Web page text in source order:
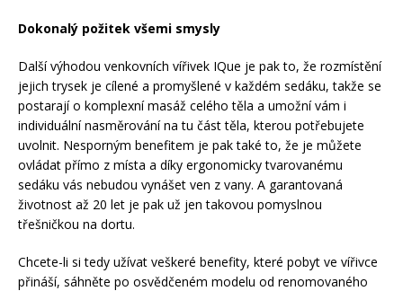
Dokonalý požitek všemi smysly
Další výhodou venkovních vířivek IQue je pak to, že rozmístění
jejich trysek je cílené a promyšlené v každém sedáku, takže se
postarají o komplexní masáž celého těla a umožní vám i
individuální nasměrování na tu část těla, kterou potřebujete
uvolnit. Nesporným benefitem je pak také to, že je můžete
ovládat přímo z místa a díky ergonomicky tvarovanému
sedáku vás nebudou vynášet ven z vany. A garantovaná
životnost až 20 let je pak už jen takovou pomyslnou
třešničkou na dortu.
Chcete-li si tedy užívat veškeré benefity, které pobyt ve vířivce
přináší, sáhněte po osvědčeném modelu od renomovaného